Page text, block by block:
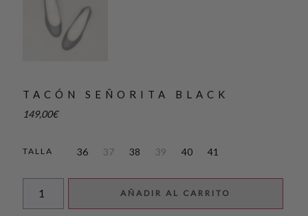
TACÓN SEÑORITA BLACK
149,00€
TALLA 36 37 38 39 40 41
AÑADIR AL CARRITO